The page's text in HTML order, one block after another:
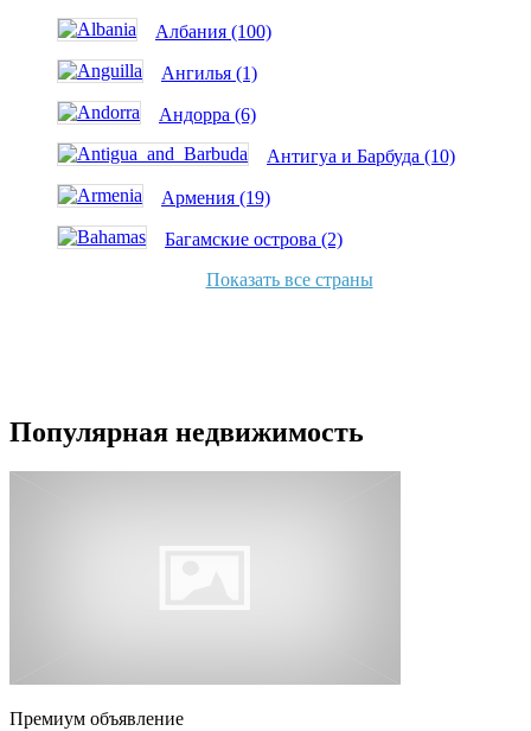
Албания (100)
Ангилья (1)
Андорра (6)
Антигуа и Барбуда (10)
Армения (19)
Багамские острова (2)
Показать все страны
Популярная недвижимость
Премиум объявление